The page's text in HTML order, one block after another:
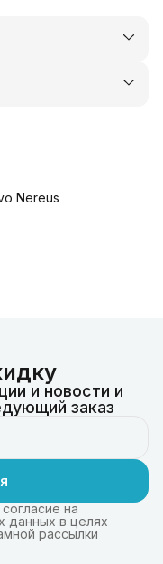
Nereus
и новости и
заказ
на
данных в целях
рассылки